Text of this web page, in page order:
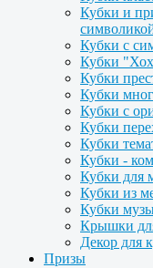
Кубки и
Кубки с
Кубки
Кубки
Кубки
Кубки с
Кубки
Кубки
Кубки -
Кубки для
Кубки из
Кубки
Крышки
Декор для
Призы